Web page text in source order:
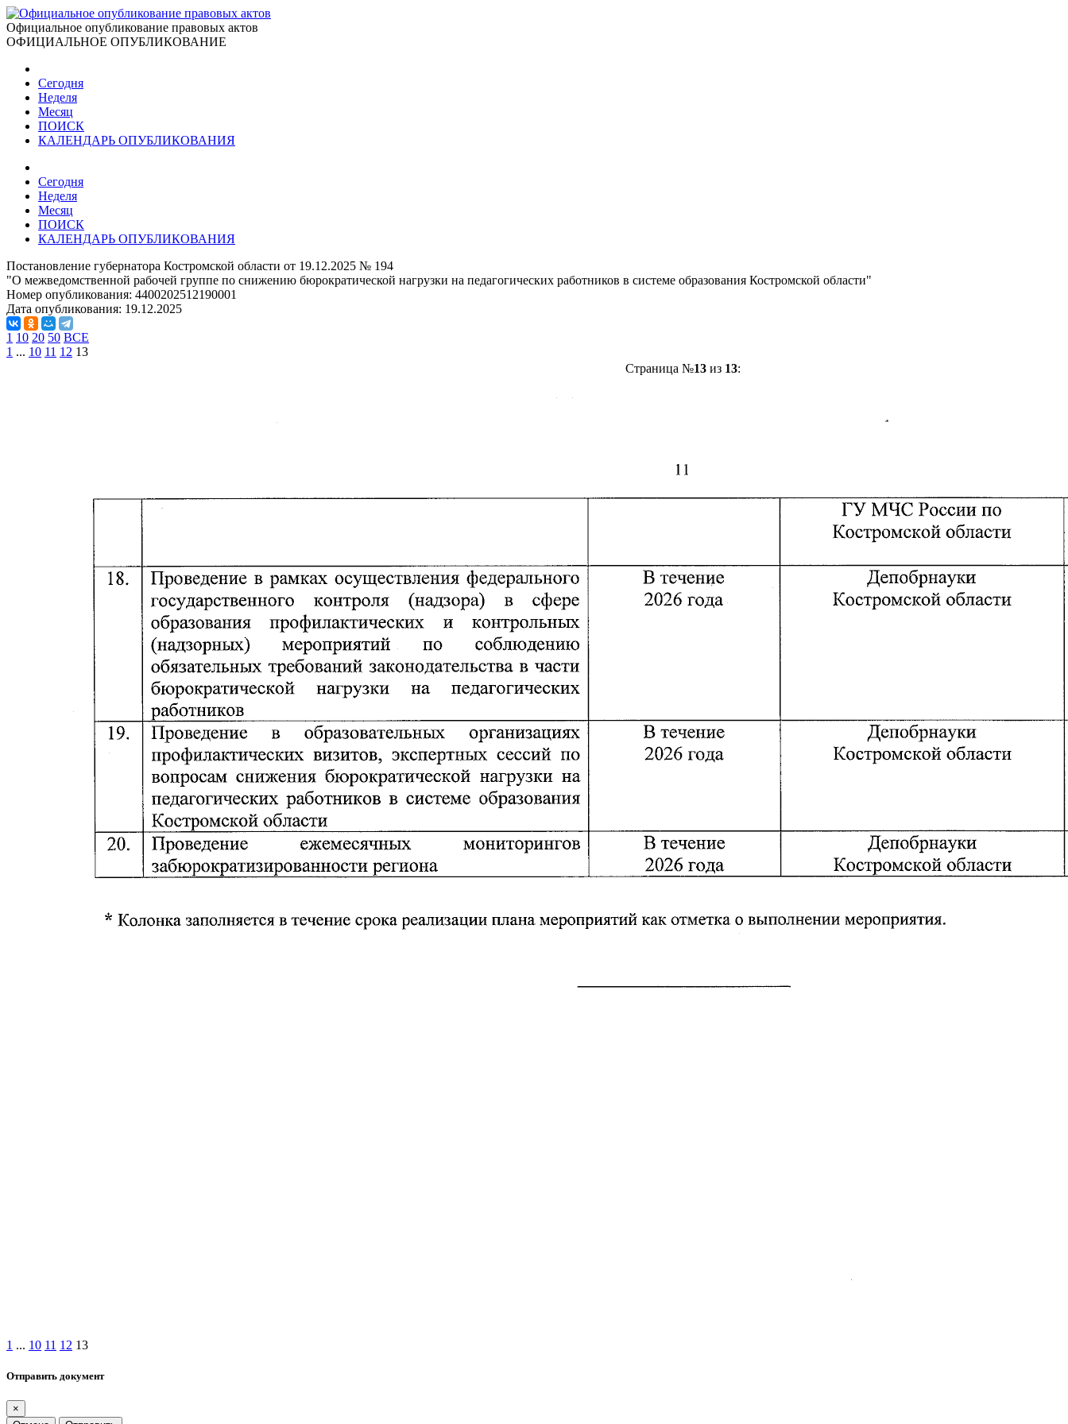
Официальное опубликование правовых актов
ОФИЦИАЛЬНОЕ ОПУБЛИКОВАНИЕ
Сегодня
Неделя
Месяц
ПОИСК
КАЛЕНДАРЬ ОПУБЛИКОВАНИЯ
Сегодня
Неделя
Месяц
ПОИСК
КАЛЕНДАРЬ ОПУБЛИКОВАНИЯ
Постановление губернатора Костромской области от 19.12.2025 № 194
"О межведомственной рабочей группе по снижению бюрократической нагрузки на педагогических работников в системе образования Костромской области"
Номер опубликования: 4400202512190001
Дата опубликования: 19.12.2025
1 10 20 50 ВСЕ
1 ... 10 11 12 13
Страница №13 из 13:
1 ... 10 11 12 13
Отправить документ
×